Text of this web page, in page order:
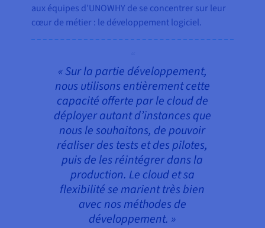
aux équipes d’UNOWHY de se concentrer sur leur
cœur de métier : le développement logiciel.
« Sur la partie développement,
nous utilisons entièrement cette
capacité offerte par le cloud de
déployer autant d’instances que
nous le souhaitons, de pouvoir
réaliser des tests et des pilotes,
puis de les réintégrer dans la
production. Le cloud et sa
flexibilité se marient très bien
avec nos méthodes de
développement. »